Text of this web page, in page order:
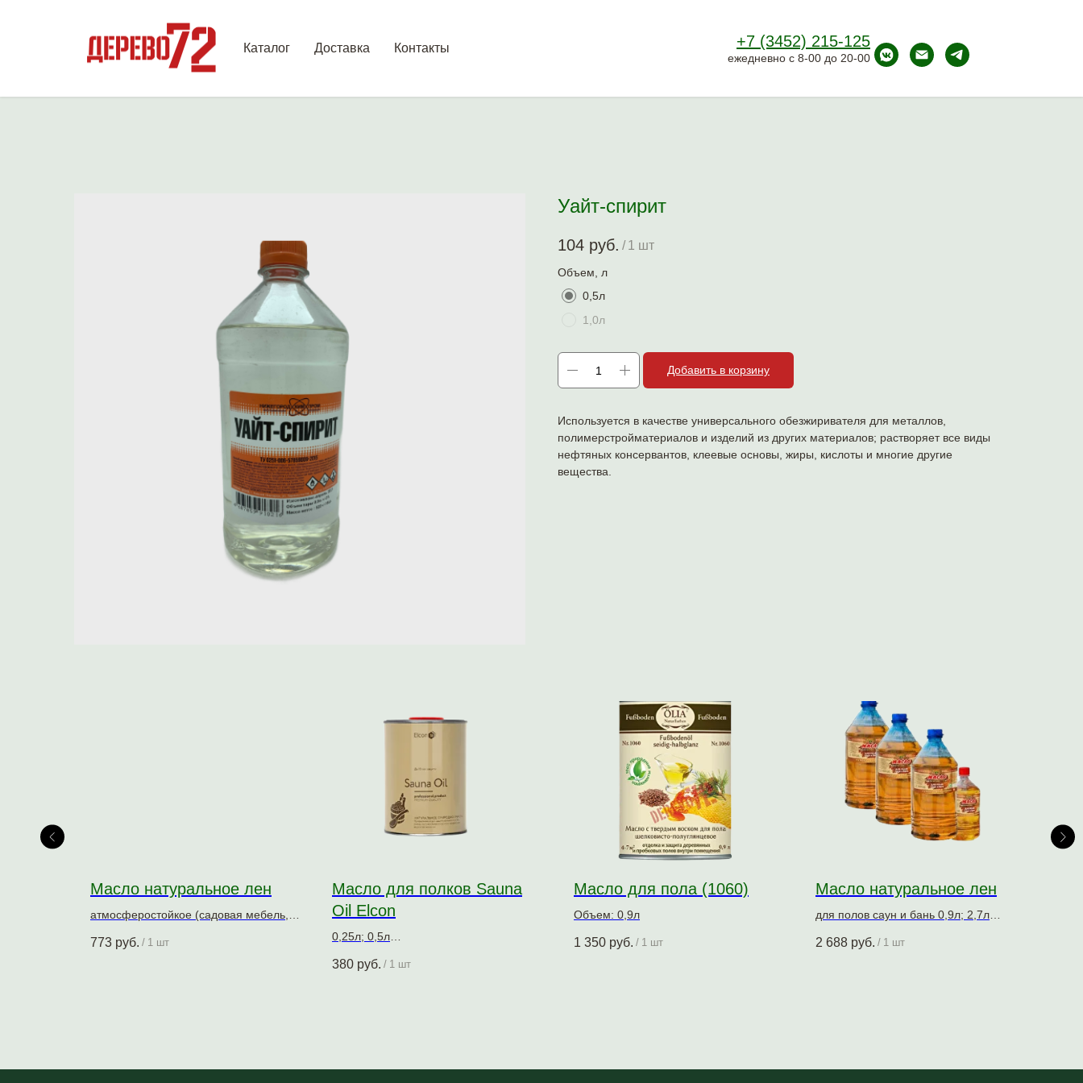
Каталог Доставка Контакты +7 (3452) 215-125
ежедневно с 8-00 до 20-00
Уайт-спирит
104 руб. / 1 шт
Объем, л
0,5л
1,0л
Добавить в корзину
Используется в качестве универсального обезжиривателя для металлов,
полимерстройматериалов и изделий из других материалов; растворяет все виды
нефтяных консервантов, клеевые основы, жиры, кислоты и многие другие
вещества.
Масло натуральное лен
атмосферостойкое (садовая мебель,
773 руб. / 1 шт
Масло для полков Sauna
Oil Elcon
0,25л; 0,5л
обработки
380 руб. / 1 шт
Масло для пола (1060)
Объем: 0,9л
1 350 руб. / 1 шт
Масло натуральное лен
для полов саун и бань 0,9л; 2,7л
2 688 руб. / 1 шт